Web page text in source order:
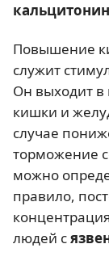
кальцитонин
Повышение
служит
Он выходит в
кишки и
случае
торможение
можно
правило,
людей с